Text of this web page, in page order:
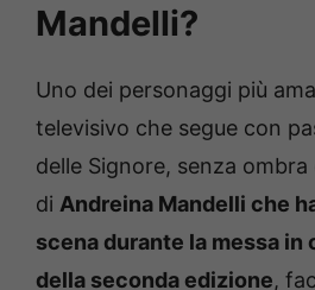
Mandelli?
Uno dei personaggi più
televisivo che segue con
delle Signore, senza
di Andreina Mandelli che
scena durante la messa in
della seconda edizione,